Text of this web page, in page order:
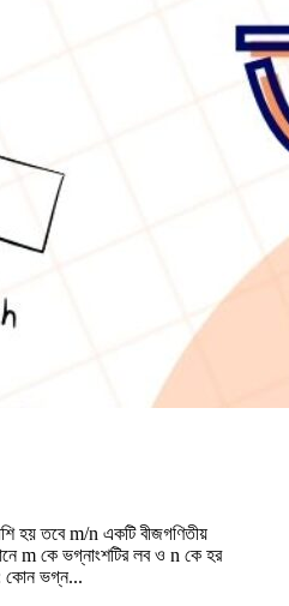
হয় তবে m/n একটি বীজগণিতীয়
m কে ভগ্নাংশটির লব ও n কে হর
কোন ভগ্ন...